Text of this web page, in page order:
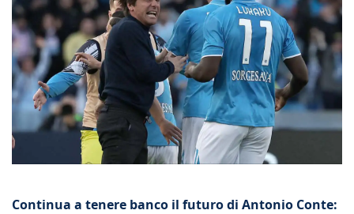
Continua a tenere banco il futuro di Antonio Conte: